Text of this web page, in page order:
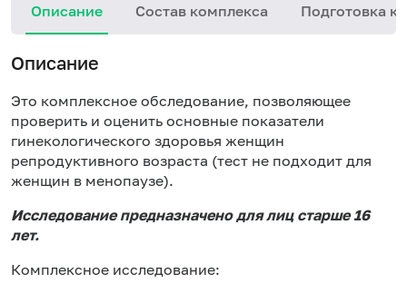
Описание Состав комплекса Подготовка к
Описание
Это комплексное обследование, позволяющее
проверить и оценить основные показатели
гинекологического здоровья женщин
репродуктивного возраста (тест не подходит для
женщин в менопаузе).
Исследование предназначено для лиц старше 16
лет.
Комплексное исследование: